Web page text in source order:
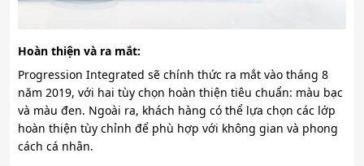
Hoàn thiện và ra mắt:
Progression Integrated sẽ chính thức ra mắt vào tháng 8
năm 2019, với hai tùy chọn hoàn thiện tiêu chuẩn: màu bạc
và màu đen. Ngoài ra, khách hàng có thể lựa chọn các lớp
hoàn thiện tùy chỉnh để phù hợp với không gian và phong
cách cá nhân.